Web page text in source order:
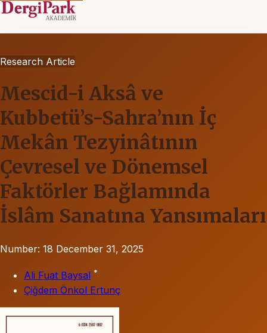
Research Article
Mescid-i Aksâ ve
Kubbetü’s-Sahra’nın İç
Mekân Tezyinâtının
Çevresel ve Dönemsel
Faktörler Bağlamında
İslâm Sanatına Yansımaları
Number: 18 December 31, 2025
Ali Fuat Baysal *
Çiğdem Önkol Ertunç